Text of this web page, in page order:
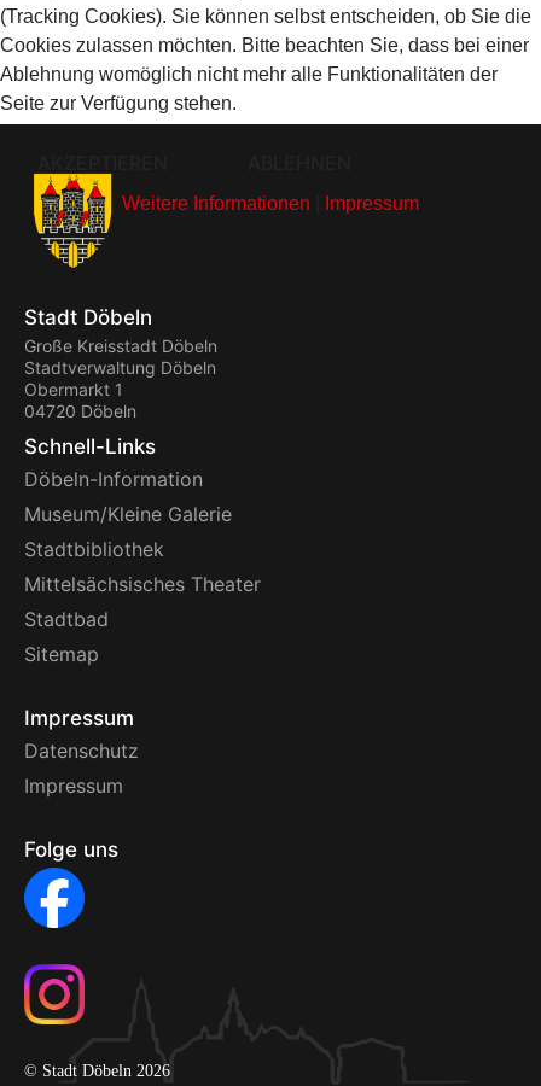
Stadt Döbeln
Große Kreisstadt Döbeln
Stadtverwaltung Döbeln
Obermarkt 1
04720 Döbeln
Schnell-Links
Döbeln-Information
Museum/Kleine Galerie
Stadtbibliothek
Mittelsächsisches Theater
Stadtbad
Sitemap
Impressum
Datenschutz
Impressum
Folge uns
© Stadt Döbeln 2026
(Tracking Cookies). Sie können selbst entscheiden, ob Sie die
Cookies zulassen möchten. Bitte beachten Sie, dass bei einer
Ablehnung womöglich nicht mehr alle Funktionalitäten der
Seite zur Verfügung stehen.
Weitere Informationen Impressum